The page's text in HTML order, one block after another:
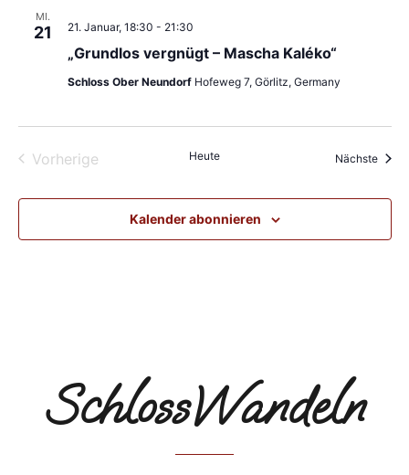
MI.
21
„Grundlos vergnügt – Mascha Kaléko“
21. Januar, 18:30 - 21:30
Schloss Ober Neundorf Hofeweg 7, Görlitz, Germany
VorherigeVeranstaltungen
Heute Nächste
Kalender abonnieren
SchlossWandeln